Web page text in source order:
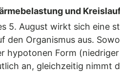
und
5. August wirkt sich eine
den Organismus aus.
hypotonen Form
an, gleichzeitig nimmt